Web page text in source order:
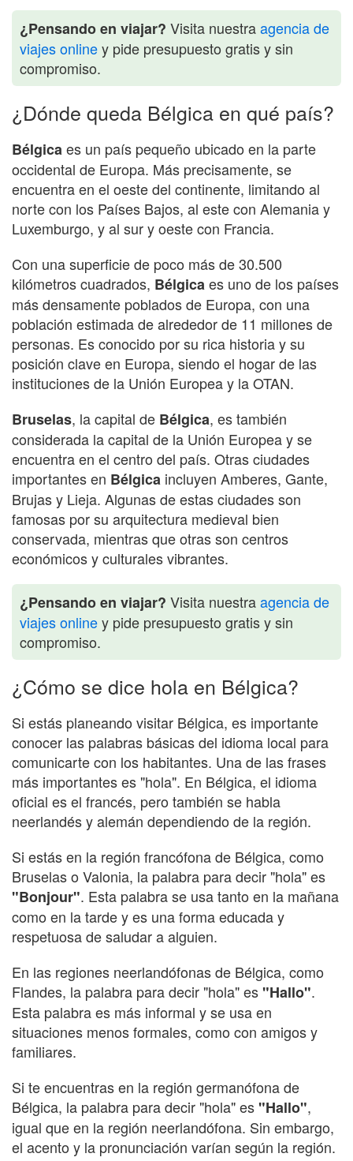
¿Pensando en viajar? Visita nuestraagencia de
viajes onliney pide presupuesto gratis y sin
compromiso.
¿Dónde queda Bélgica en qué país?
Bélgicaes un país pequeño ubicado en la parte
occidental de Europa. Más precisamente, se
encuentra en el oeste del continente, limitando al
norte con los Países Bajos, al este con Alemania y
Luxemburgo, y al sur y oeste con Francia.
Con una superficie de poco más de 30.500
kilómetros cuadrados, Bélgicaes uno de los países
más densamente poblados de Europa, con una
población estimada de alrededor de 11 millones de
personas. Es conocido por su rica historia y su
posición clave en Europa, siendo el hogar de las
instituciones de la Unión Europea y la OTAN.
Bruselas, la capital de Bélgica, es también
considerada la capital de la Unión Europea y se
encuentra en el centro del país. Otras ciudades
importantes en Bélgica incluyen Amberes, Gante,
Brujas y Lieja. Algunas de estas ciudades son
famosas por su arquitectura medieval bien
conservada, mientras que otras son centros
económicos y culturales vibrantes.
¿Pensando en viajar? Visita nuestraagencia de
viajes onliney pide presupuesto gratis y sin
compromiso.
¿Cómo se dice hola en Bélgica?
Si estás planeando visitar Bélgica, es importante
conocer las palabras básicas del idioma local para
comunicarte con los habitantes. Una de las frases
más importantes es "hola". En Bélgica, el idioma
oficial es el francés, pero también se habla
neerlandés y alemán dependiendo de la región.
Si estás en la región francófona de Bélgica, como
Bruselas o Valonia, la palabra para decir "hola" es
"Bonjour". Esta palabra se usa tanto en la mañana
como en la tarde y es una forma educada y
respetuosa de saludar a alguien.
En las regiones neerlandófonas de Bélgica, como
Flandes, la palabra para decir "hola" es "Hallo".
Esta palabra es más informal y se usa en
situaciones menos formales, como con amigos y
familiares.
Si te encuentras en la región germanófona de
Bélgica, la palabra para decir "hola" es "Hallo",
igual que en la región neerlandófona. Sin embargo,
el acento y la pronunciación varían según la región.